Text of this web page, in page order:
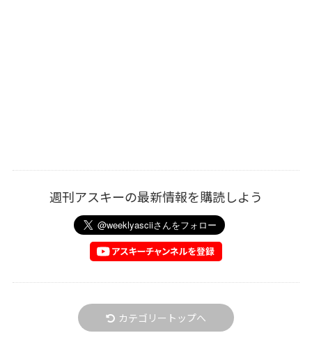
週刊アスキーの最新情報を購読しよう
カテゴリートップへ